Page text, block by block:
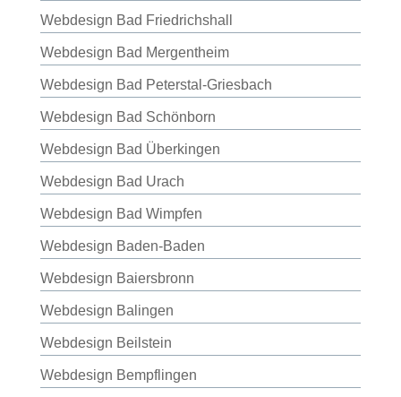
Webdesign Bad Friedrichshall
Webdesign Bad Mergentheim
Webdesign Bad Peterstal-Griesbach
Webdesign Bad Schönborn
Webdesign Bad Überkingen
Webdesign Bad Urach
Webdesign Bad Wimpfen
Webdesign Baden-Baden
Webdesign Baiersbronn
Webdesign Balingen
Webdesign Beilstein
Webdesign Bempflingen